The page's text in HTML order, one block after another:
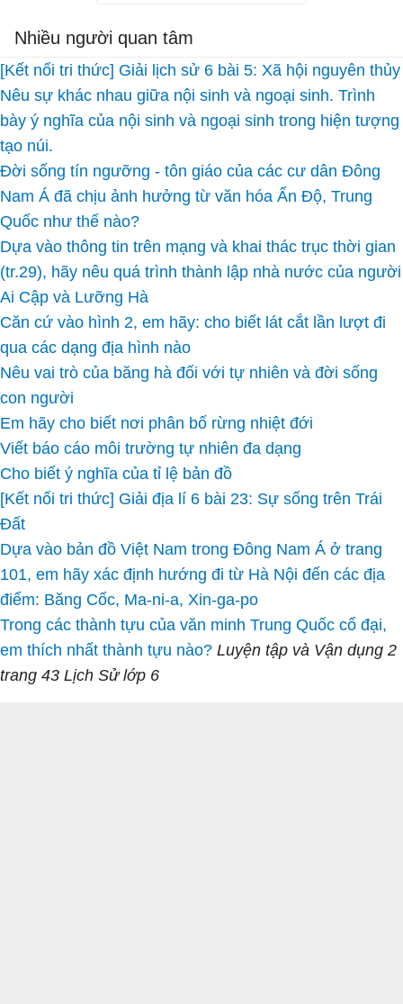
Nhiều người quan tâm
[Kết nối tri thức] Giải lịch sử 6 bài 5: Xã hội nguyên thủy
Nêu sự khác nhau giữa nội sinh và ngoại sinh. Trình
bày ý nghĩa của nội sinh và ngoại sinh trong hiện tượng
tạo núi.
Đời sống tín ngưỡng - tôn giáo của các cư dân Đông
Nam Á đã chịu ảnh hưởng từ văn hóa Ấn Độ, Trung
Quốc như thế nào?
Dựa vào thông tin trên mạng và khai thác trục thời gian
(tr.29), hãy nêu quá trình thành lập nhà nước của người
Ai Cập và Lưỡng Hà
Căn cứ vào hình 2, em hãy: cho biết lát cắt lần lượt đi
qua các dạng địa hình nào
Nêu vai trò của băng hà đối với tự nhiên và đời sống
con người
Em hãy cho biết nơi phân bố rừng nhiệt đới
Viết báo cáo môi trường tự nhiên đa dạng
Cho biết ý nghĩa của tỉ lệ bản đồ
[Kết nối tri thức] Giải địa lí 6 bài 23: Sự sống trên Trái
Đất
Dựa vào bản đồ Việt Nam trong Đông Nam Á ở trang
101, em hãy xác định hướng đi từ Hà Nội đến các địa
điểm: Băng Cốc, Ma-ni-a, Xin-ga-po
Trong các thành tựu của văn minh Trung Quốc cổ đại,
em thích nhất thành tựu nào? Luyện tập và Vận dụng 2
trang 43 Lịch Sử lớp 6